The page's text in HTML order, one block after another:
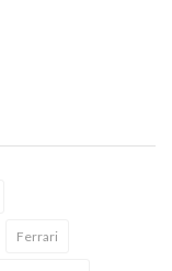
Ferrari